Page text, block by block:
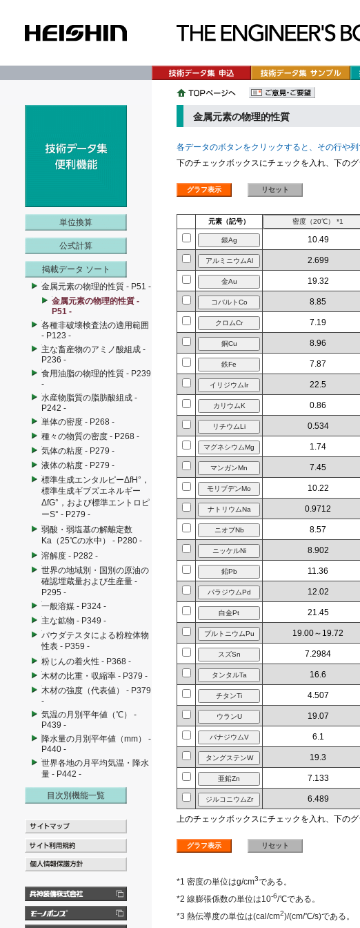
単位換算
公式計算
掲載データ ソート
金属元素の物理的性質 - P51 -
金属元素の物理的性質 -
P51 -
各種非破壊検査法の適用範囲
- P123 -
主な畜産物のアミノ酸組成 -
P236 -
食用油脂の物理的性質 - P239
-
水産物脂質の脂肪酸組成 -
P242 -
単体の密度 - P268 -
種々の物質の密度 - P268 -
気体の粘度 - P279 -
液体の粘度 - P279 -
標準生成エンタルピーΔfH°，
標準生成ギブズエネルギー
ΔfG°，および標準エントロピ
ーS° - P279 -
弱酸・弱塩基の解離定数
Ka（25℃の水中） - P280 -
溶解度 - P282 -
世界の地域別・国別の原油の
確認埋蔵量および生産量 -
P295 -
一般溶媒 - P324 -
主な鉱物 - P349 -
パウダテスタによる粉粒体物
性表 - P359 -
粉じんの着火性 - P368 -
木材の比重・収縮率 - P379 -
木材の強度（代表値） - P379
-
気温の月別平年値（℃） -
P439 -
降水量の月別平年値（mm） -
P440 -
世界各地の月平均気温・降水
量 - P442 -
目次別機能一覧
金属元素の物理的性質
各データのボタンをクリックすると、その行や列
下のチェックボックスにチェックを入れ、下の
元素（記号）
10.49
2.699
19.32
8.85
7.19
8.96
7.87
22.5
0.86
0.534
1.74
7.45
10.22
0.9712
8.57
8.902
11.36
12.02
21.45
19.00～19.72
7.2984
16.6
4.507
19.07
6.1
19.3
7.133
6.489
上のチェックボックスにチェックを入れ、下の
*1 密度の単位はg/cm3である。
*2 線膨張係数の単位は10-6/℃である。
*3 熱伝導度の単位は(cal/cm2)/(cm/℃/s)である。